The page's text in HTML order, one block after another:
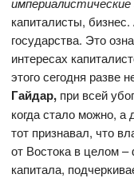
капиталисты,
государства. Это
интересах
этого сегодня разве
Гайдар, при всей
когда стало можно, а
тот признавал, что
от Востока в целом –
капитала,